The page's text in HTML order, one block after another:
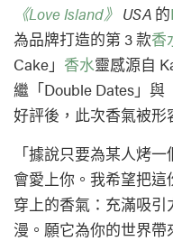
《Love Island》 USA 的
為品牌打造的第 3 款香
Cake」 香水靈感源自
繼「Double Dates」與
好評後，此次香氣被形
「據說只要為某人烤
會愛上你。我希望把
穿上的香氣：充滿吸
漫。願它為你的世界